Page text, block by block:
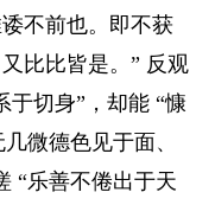
不前也。即不获
比比皆是。” 反观
于切身”，却能 “慷
微德色见于面、
“乐善不倦出于天